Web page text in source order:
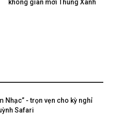
không gian mới Thung Xanh
Nhạc” - trọn vẹn cho kỳ nghỉ
Safari